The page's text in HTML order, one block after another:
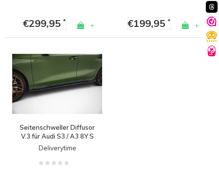
€299,95* + €199,95* +
Seitenschweller Diffusor
V.3 für Audi S3 / A3 8Y S
line Sedan/Sportback
Deliverytime